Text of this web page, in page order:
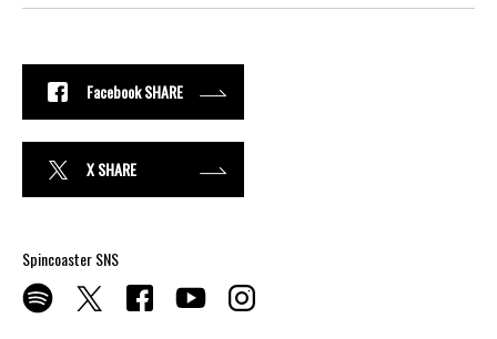
Facebook SHARE
X SHARE
Spincoaster SNS